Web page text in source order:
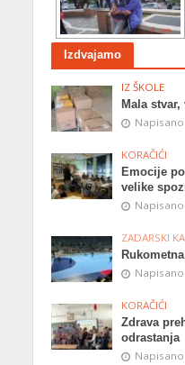
Izdvajamo
IZ ŠKOLE
Mala
KORAČIĆI
Emocije
velike
ZADARSKI
KORAČIĆI
Zdrava
odrastanja